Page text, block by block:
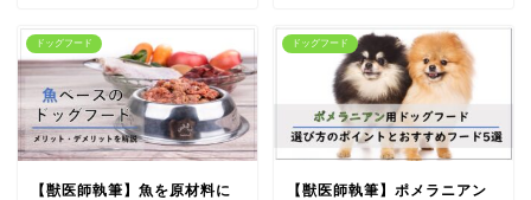
ドッグフード
【獣医師執筆】魚を原材料に
ドッグフード
【獣医師執筆】ポメラニアン